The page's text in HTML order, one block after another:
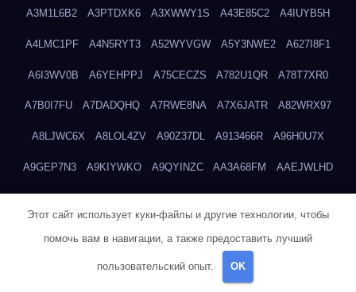
A3M1L6B2 A3PTDXK6 A3XWWY1S A43E85C2 A4IUYB5H
A4LMC1PF A4N5RYT3 A52WYVGW A5Y3NWE2 A627I8F1
A6I3WV0B A6YEHPPJ A75CECZS A782U1QR A78T7XR0
A7B0I7FU A7DADQHQ A7RWE8NA A7X6JATR A82WRX97
A8LJWC6X A8LOL4ZV A90Z37DL A913466R A96H0U7X
A9GEP7N3 A9KIYWKO A9QYINZC AA3A68FM AAEJWLHD
ADMVWTS8 ADOE3V3Y
Этот сайт использует куки-файлы и другие технологии, чтобы
помочь вам в навигации, а также предоставить лучший
пользовательский опыт. OK